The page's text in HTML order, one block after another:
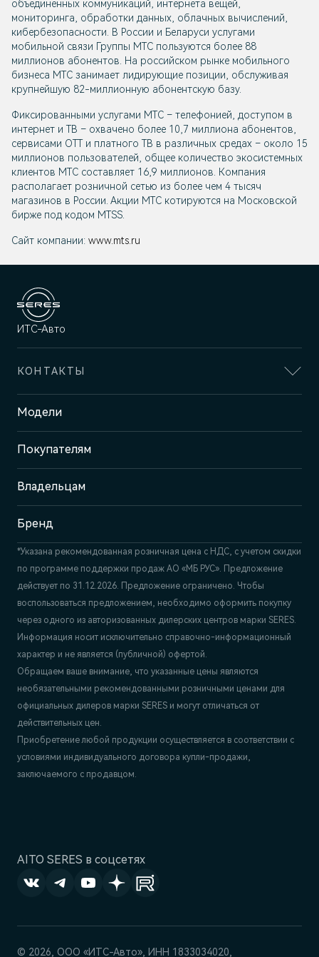
объединенных коммуникаций, интернета вещей,
мониторинга, обработки данных, облачных вычислений,
кибербезопасности. В России и Беларуси услугами
мобильной связи Группы МТС пользуются более 88
миллионов абонентов. На российском рынке мобильного
бизнеса МТС занимает лидирующие позиции, обслуживая
крупнейшую 82-миллионную абонентскую базу.
Фиксированными услугами МТС – телефонией, доступом в
интернет и ТВ – охвачено более 10,7 миллиона абонентов,
сервисами OTT и платного ТВ в различных средах – около 15
миллионов пользователей, общее количество экосистемных
клиентов МТС составляет 16,9 миллионов. Компания
располагает розничной сетью из более чем 4 тысяч
магазинов в России. Акции МТС котируются на Московской
бирже под кодом MTSS.
Сайт компании: www.mts.ru
AITO SERES в соцсетях
ИТС-Авто
КОНТАКТЫ
Адрес
Ижевск, ул. Ленина, 99
Отдел продаж и сервиса
+7 (3412) 901-600
Модели
Покупателям
Владельцам
Бренд
*Указана рекомендованная розничная цена c НДС, с учетом скидки
по программе поддержки продаж АО «МБ РУС». Предложение
действует по 31.12.2026. Предложение ограничено. Чтобы
воспользоваться предложением, необходимо оформить покупку
через одного из авторизованных дилерских центров марки SERES.
Информация носит исключительно справочно-информационный
характер и не является (публичной) офертой.
Обращаем ваше внимание, что указанные цены являются
необязательными рекомендованными розничными ценами для
официальных дилеров марки SERES и могут отличаться от
действительных цен.
Приобретение любой продукции осуществляется в соответствии с
условиями индивидуального договора купли-продажи,
заключаемого с продавцом.
© 2026, ООО «‎ИТС-Авто»‎, ИНН 1833034020,